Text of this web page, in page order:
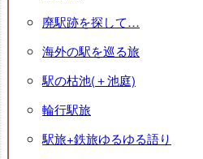
廃駅跡を探して…
海外の駅を巡る旅
駅の枯池(＋池庭)
輪行駅旅
駅旅+鉄旅ゆるゆる語り